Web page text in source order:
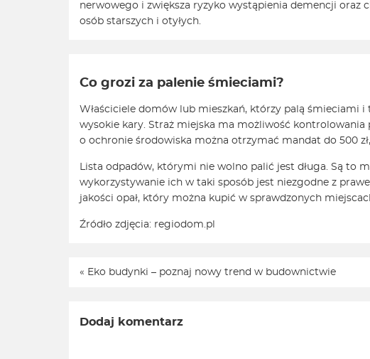
nerwowego i zwiększa ryzyko wystąpienia demencji oraz
osób starszych i otyłych.
Co grozi za palenie śmieciami?
Właściciele domów lub mieszkań, którzy palą
wysokie kary. Straż miejska ma możliwość
o ochronie środowiska można otrzymać mandat do 500
Lista odpadów, którymi nie wolno palić jest długa. Są to
wykorzystywanie ich w taki sposób jest niezgodne z
jakości opał, który można kupić w sprawdzonych
Źródło zdjęcia: regiodom.pl
« Eko budynki – poznaj nowy trend w budownictwie
Dodaj komentarz